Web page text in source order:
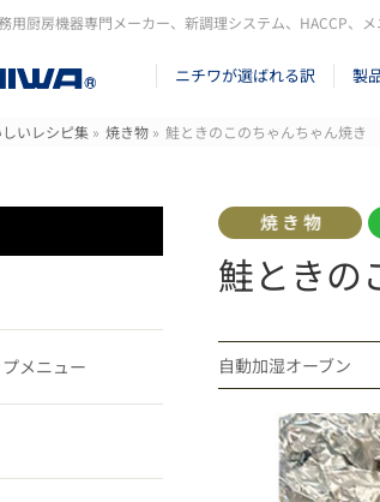
用厨房機器専門メーカー、新調理システム、HACCP、
ニチワが選ばれる訳 製
いレシピ集 » 焼き物 » 鮭ときのこのちゃんちゃん焼き
鮭ときの
自動加湿オーブン
メニュー